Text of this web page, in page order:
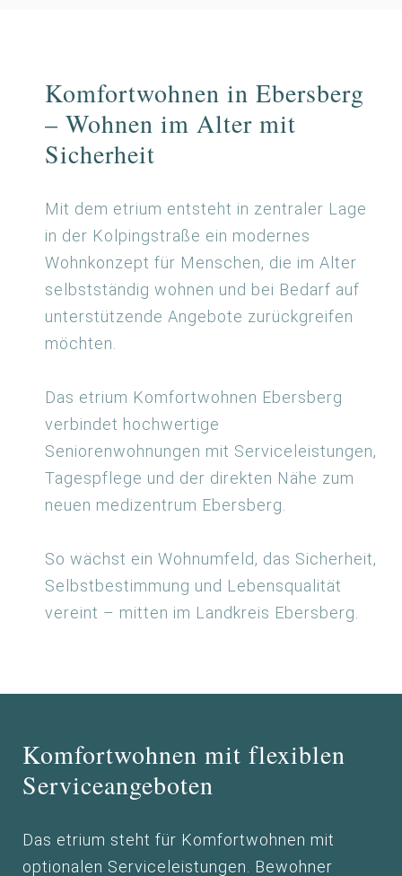
Komfortwohnen in Ebersberg
– Wohnen im Alter mit
Sicherheit
Mit dem etrium entsteht in zentraler Lage
in der Kolpingstraße ein modernes
Wohnkonzept für Menschen, die im Alter
selbstständig wohnen und bei Bedarf auf
unterstützende Angebote zurückgreifen
möchten.
Das etrium Komfortwohnen Ebersberg
verbindet hochwertige
Seniorenwohnungen mit Serviceleistungen,
Tagespflege und der direkten Nähe zum
neuen medizentrum Ebersberg.
So wächst ein Wohnumfeld, das Sicherheit,
Selbstbestimmung und Lebensqualität
vereint – mitten im Landkreis Ebersberg.
Komfortwohnen mit flexiblen
Serviceangeboten
Das etrium steht für Komfortwohnen mit
optionalen Serviceleistungen. Bewohner